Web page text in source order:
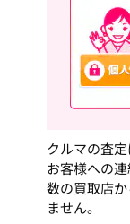
クルマの査定
お客様への
数の買取店
ません。